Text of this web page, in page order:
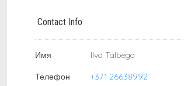
Contact Info
Имя Ilva Tālbega
Телефон +371 26638992